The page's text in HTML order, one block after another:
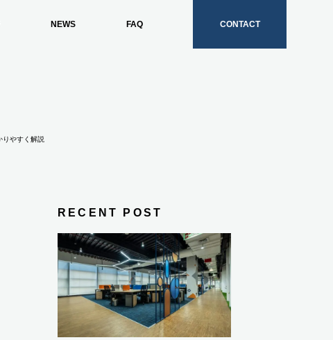
NEWS FAQ CONTACT
りやすく解説
RECENT POST